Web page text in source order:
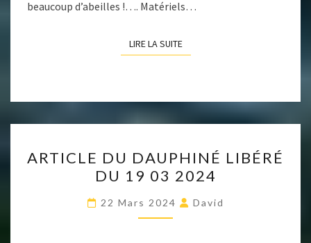
beaucoup d’abeilles !…. Matériels…
LIRE LA SUITELIRE LA SUITE
DU
DAUPHINÉ
LIBÉRÉ
DU
ARTICLE DU DAUPHINÉ LIBÉRÉ
DU 19 03 2024
22 Mars 2024 David